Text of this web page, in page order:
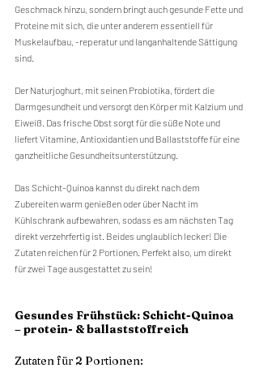
Geschmack hinzu, sondern bringt auch gesunde Fette und
Proteine mit sich, die unter anderem essentiell für
Muskelaufbau, -reperatur und langanhaltende Sättigung
sind.
Der Naturjoghurt, mit seinen Probiotika, fördert die
Darmgesundheit und versorgt den Körper mit Kalzium und
Eiweiß. Das frische Obst sorgt für die süße Note und
liefert Vitamine, Antioxidantien und Ballaststoffe für eine
ganzheitliche Gesundheitsunterstützung.
Das Schicht-Quinoa kannst du direkt nach dem
Zubereiten warm genießen oder über Nacht im
Kühlschrank aufbewahren, sodass es am nächsten Tag
direkt verzehrfertig ist. Beides unglaublich lecker! Die
Zutaten reichen für 2 Portionen. Perfekt also, um direkt
für zwei Tage ausgestattet zu sein!
Gesundes Frühstück: Schicht-Quinoa
– protein- & ballaststoffreich
Zutaten für 2 Portionen: